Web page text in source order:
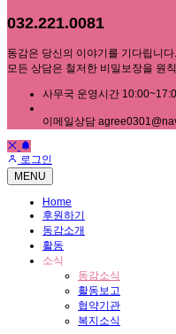
032.221.0081
동감은 당신의 이야기를 기다립니다.
모든 상담은 철저한 비밀보장을 원
사무국 운영시간
이메일상담
로그인
MENU
Home
후원하기
동감소개
활동
소식
동감소식
활동보고
협약기관
복지소식